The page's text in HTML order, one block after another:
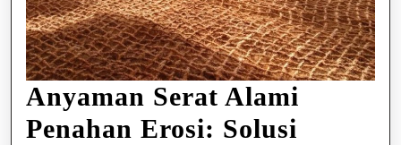
Anyaman Serat Alami
Penahan Erosi: Solusi